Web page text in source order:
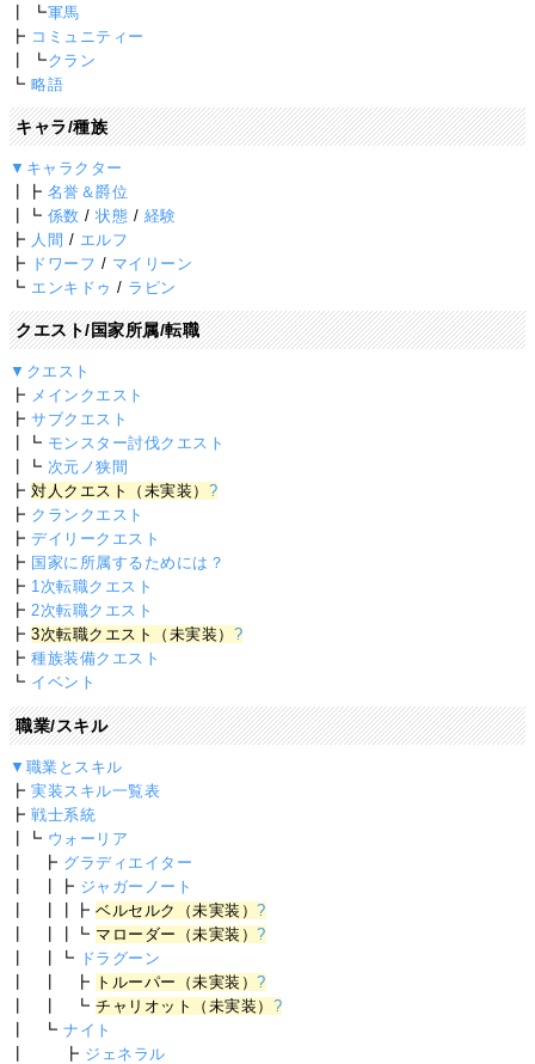
┃ ┗軍馬
┣ コミュニティー
┃ ┗クラン
┗略語
キャラ/種族
▼キャラクター
┃┣ 名誉＆爵位
┃┗ 係数 /状態 / 経験
┣ 人間 / エルフ
┣ ドワーフ / マイリーン
┗ エンキドゥ / ラピン
クエスト/国家所属/転職
▼クエスト
┣ メインクエスト
┣サブクエスト
┃┗ モンスター討伐クエスト
┃┗ 次元ノ狭間
┣対人クエスト（未実装） ?
┣ クランクエスト
┣デイリークエスト
┣ 国家に所属するためには？
┣ 1次転職クエスト
┣2次転職クエスト
┣3次転職クエスト（未実装） ?
┣種族装備クエスト
┗ イベント
職業/スキル
▼職業とスキル
┣実装スキル一覧表
┣戦士系統
┃┗ ウォーリア
┃ ┣ グラディエイター
┃ ┃┣ ジャガーノート
┃ ┃┃┣ベルセルク（未実装）?
┃ ┃┃┗ マローダー（未実装）?
┃ ┃┗ ドラグーン
┃ ┃ ┣ トルーパー（未実装）?
┃ ┃ ┗チャリオット（未実装） ?
┃ ┗ナイト
┃ ┣ ジェネラル